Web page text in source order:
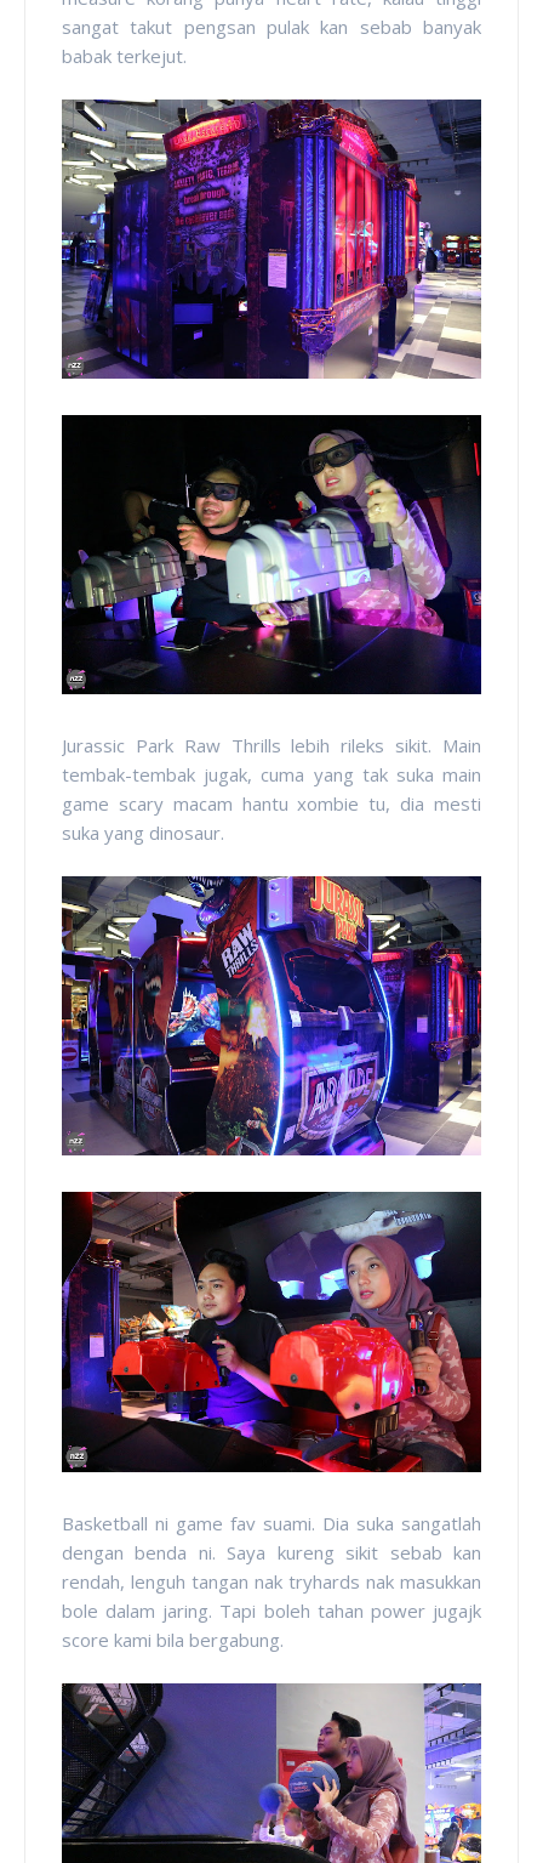
sangat takut pengsan pulak kan sebab banyak
babak terkejut.
Jurassic Park Raw Thrills lebih rileks sikit. Main
tembak-tembak jugak, cuma yang tak suka main
game scary macam hantu xombie tu, dia mesti
suka yang dinosaur.
Basketball ni game fav suami. Dia suka sangatlah
dengan benda ni. Saya kureng sikit sebab kan
rendah, lenguh tangan nak tryhards nak masukkan
bole dalam jaring. Tapi boleh tahan power jugajk
score kami bila bergabung.